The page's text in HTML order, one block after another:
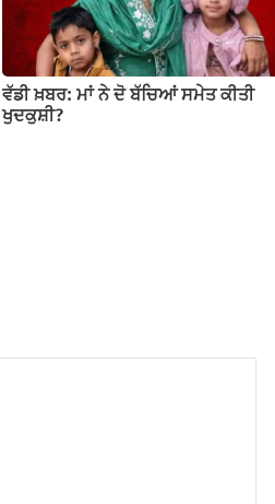
ਵੱਡੀ ਖ਼ਬਰ: ਮਾਂ ਨੇ ਦੋ ਬੱਚਿਆਂ ਸਮੇਤ ਕੀਤੀ
ਖੁਦਕੁਸ਼ੀ?